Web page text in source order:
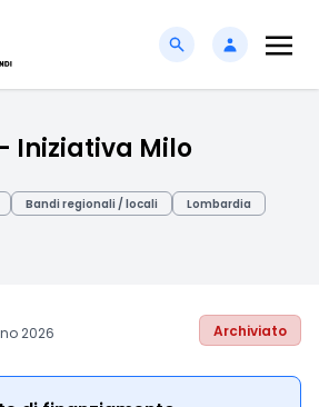
Iniziativa Milo
Bandi regionali / locali
Lombardia
2026 Archiviato